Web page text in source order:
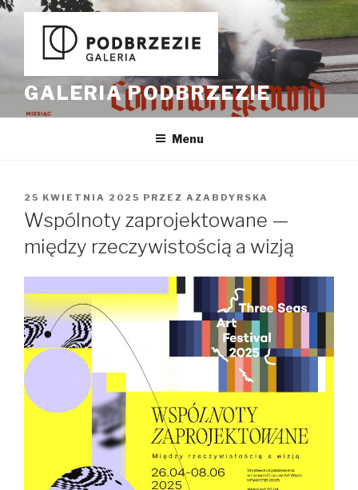
Przeskocz
GALERIA PODBRZEZIE
Menu
OPUBLIKOWANE
W
25 KWIETNIA 2025 PRZEZ AZABDYRSKA
Wspólnoty zaprojektowane —
między rzeczywistością a wizją